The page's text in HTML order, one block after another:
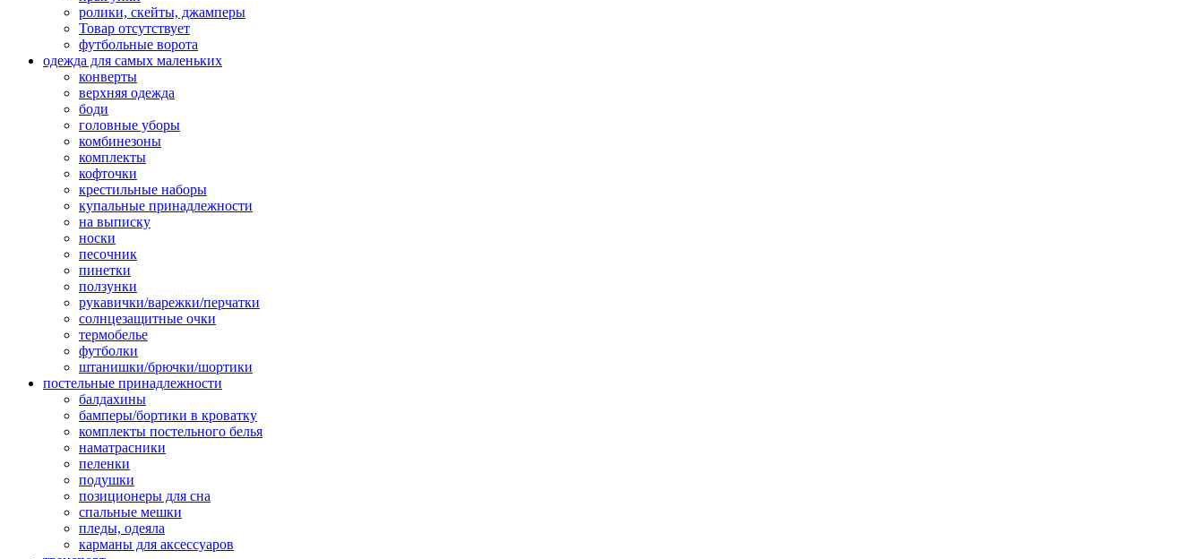
ролики, скейты, джамперы
Товар отсутствует
футбольные ворота
одежда для самых маленьких
конверты
верхняя одежда
боди
головные уборы
комбинезоны
комплекты
кофточки
крестильные наборы
купальные принадлежности
на выписку
носки
песочник
пинетки
ползунки
рукавички/варежки/перчатки
солнцезащитные очки
термобелье
футболки
штанишки/брючки/шортики
постельные принадлежности
балдахины
бамперы/бортики в кроватку
комплекты постельного белья
наматрасники
пеленки
подушки
позиционеры для сна
спальные мешки
пледы, одеяла
карманы для аксеcсуаров